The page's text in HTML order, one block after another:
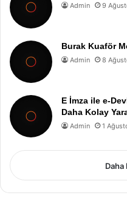
Admin 9
Burak Kuaför
Admin 8
E İmza ile e-
Daha Kolay
Admin 1
Daha